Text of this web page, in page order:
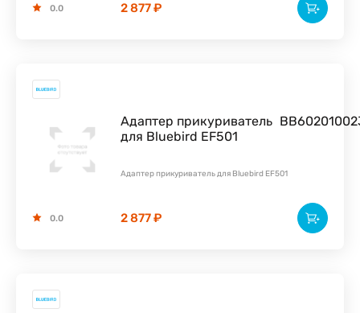
2 877 ₽
0.0
Адаптер прикуриватель
для Bluebird EF501
Адаптер прикуриватель для Bluebird EF501
2 877 ₽
0.0